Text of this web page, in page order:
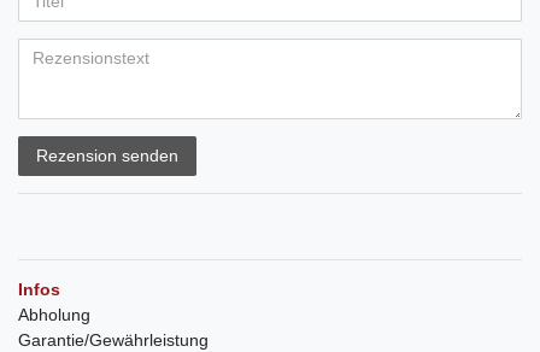
Rezension senden
Infos
Abholung
Garantie/Gewährleistung